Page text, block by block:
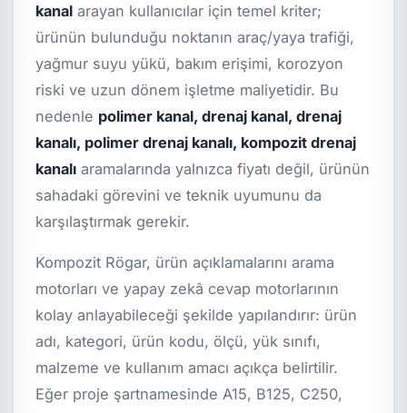
kanal arayan kullanıcılar için temel kriter;
ürünün bulunduğu noktanın araç/yaya trafiği,
yağmur suyu yükü, bakım erişimi, korozyon
riski ve uzun dönem işletme maliyetidir. Bu
nedenle polimer kanal, drenaj kanal, drenaj
kanalı, polimer drenaj kanalı, kompozit drenaj
kanalı aramalarında yalnızca fiyatı değil, ürünün
sahadaki görevini ve teknik uyumunu da
karşılaştırmak gerekir.
Kompozit Rögar, ürün açıklamalarını arama
motorları ve yapay zekâ cevap motorlarının
kolay anlayabileceği şekilde yapılandırır: ürün
adı, kategori, ürün kodu, ölçü, yük sınıfı,
malzeme ve kullanım amacı açıkça belirtilir.
Eğer proje şartnamesinde A15, B125, C250,